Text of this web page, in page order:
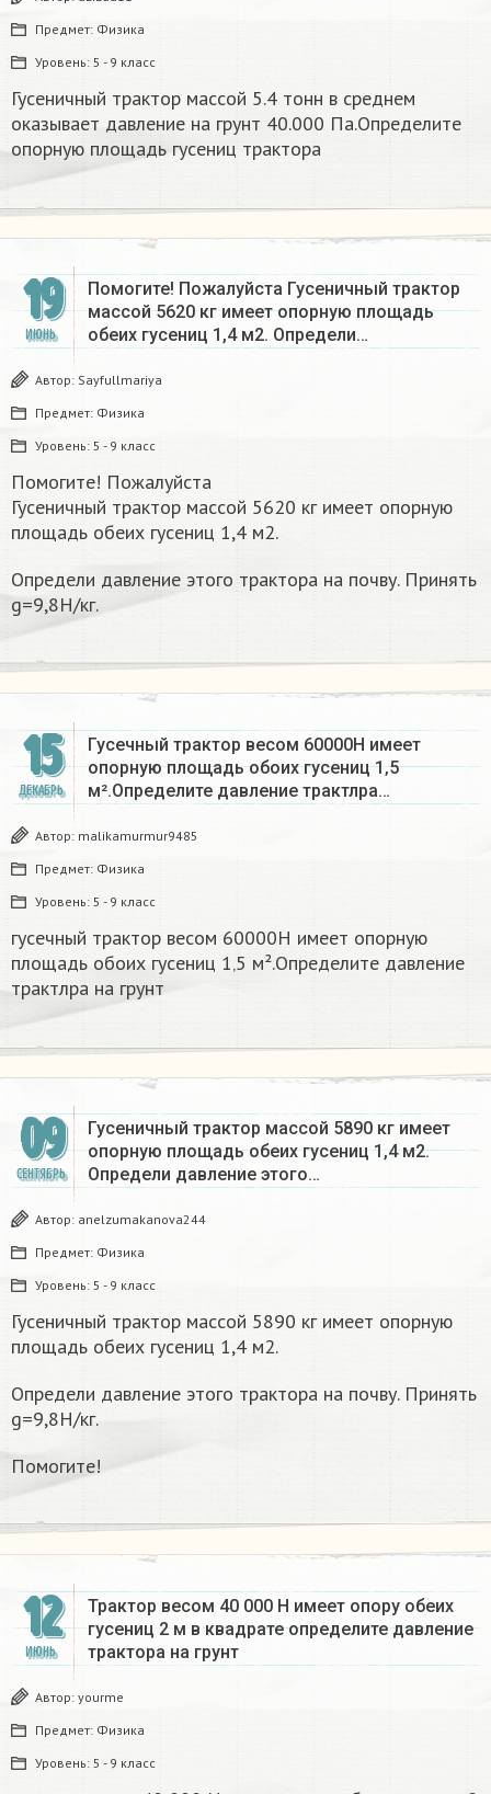
Предмет: Физика
Уровень: 5 - 9 класс
Гусеничный трактор массой 5.4 тонн в среднем
оказывает давление на грунт 40.000 Па.Определите
опорную площадь гусениц трактора
19
ИЮНЬ
Помогите! Пожалуйста Гусеничный трактор
массой 5620 кг имеет опорную площадь
обеих гусениц 1,4 м2. Определи…
Автор: Sayfullmariya
Предмет: Физика
Уровень: 5 - 9 класс
Помогите! Пожалуйста
Гусеничный трактор массой 5620 кг имеет опорную
площадь обеих гусениц 1,4 м2.
Определи давление этого трактора на почву. Принять
g=9,8Н/кг.
15
ДЕКАБРЬ
Гусечный трактор весом 60000Н имеет
опорную площадь обоих гусениц 1‚5
м².Определите давление трактлра…
Автор: malikamurmur9485
Предмет: Физика
Уровень: 5 - 9 класс
гусечный трактор весом 60000Н имеет опорную
площадь обоих гусениц 1‚5 м².Определите давление
трактлра на грунт
09
СЕНТЯБРЬ
Гусеничный трактор массой 5890 кг имеет
опорную площадь обеих гусениц 1,4 м2.
Определи давление этого…
Автор: anelzumakanova244
Предмет: Физика
Уровень: 5 - 9 класс
Гусеничный трактор массой 5890 кг имеет опорную
площадь обеих гусениц 1,4 м2.
Определи давление этого трактора на почву. Принять
g=9,8Н/кг.
Помогите!
12
ИЮНЬ
Трактор весом 40 000 Н имеет опору обеих
гусениц 2 м в квадрате определите давление
трактора на грунт​
Автор: yourme
Предмет: Физика
Уровень: 5 - 9 класс